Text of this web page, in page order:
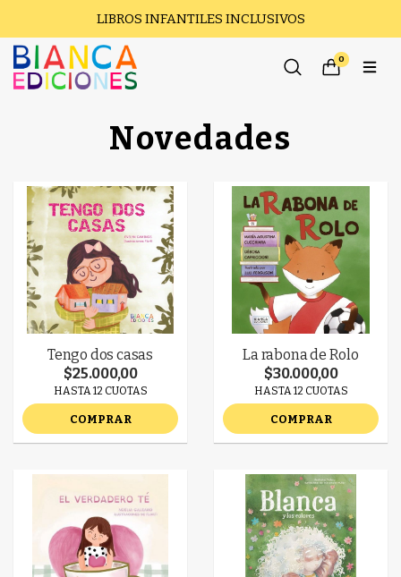
LIBROS INFANTILES INCLUSIVOS
0
Novedades
Tengo dos casas
$25.000,00
HASTA 12 CUOTAS
COMPRAR
La rabona de Rolo
$30.000,00
HASTA 12 CUOTAS
COMPRAR